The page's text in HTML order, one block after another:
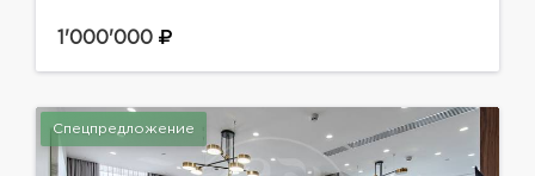
спальни с индивидуальными ванными
1'000'000
Спецпредложение